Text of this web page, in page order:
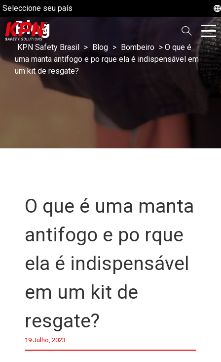
Seleccione seu país
Blog
KPN Safety Brasil > Blog > Bombeiro > O que é
uma manta antifogo e po rque ela é indispensável em
um kit de resgate?
O que é uma manta
antifogo e po rque
ela é indispensável
em um kit de
resgate?
19 Julho, 2023